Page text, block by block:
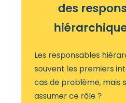
des
Les responsables
souvent les premiers
cas de problème, mais
assumer ce rôle ?